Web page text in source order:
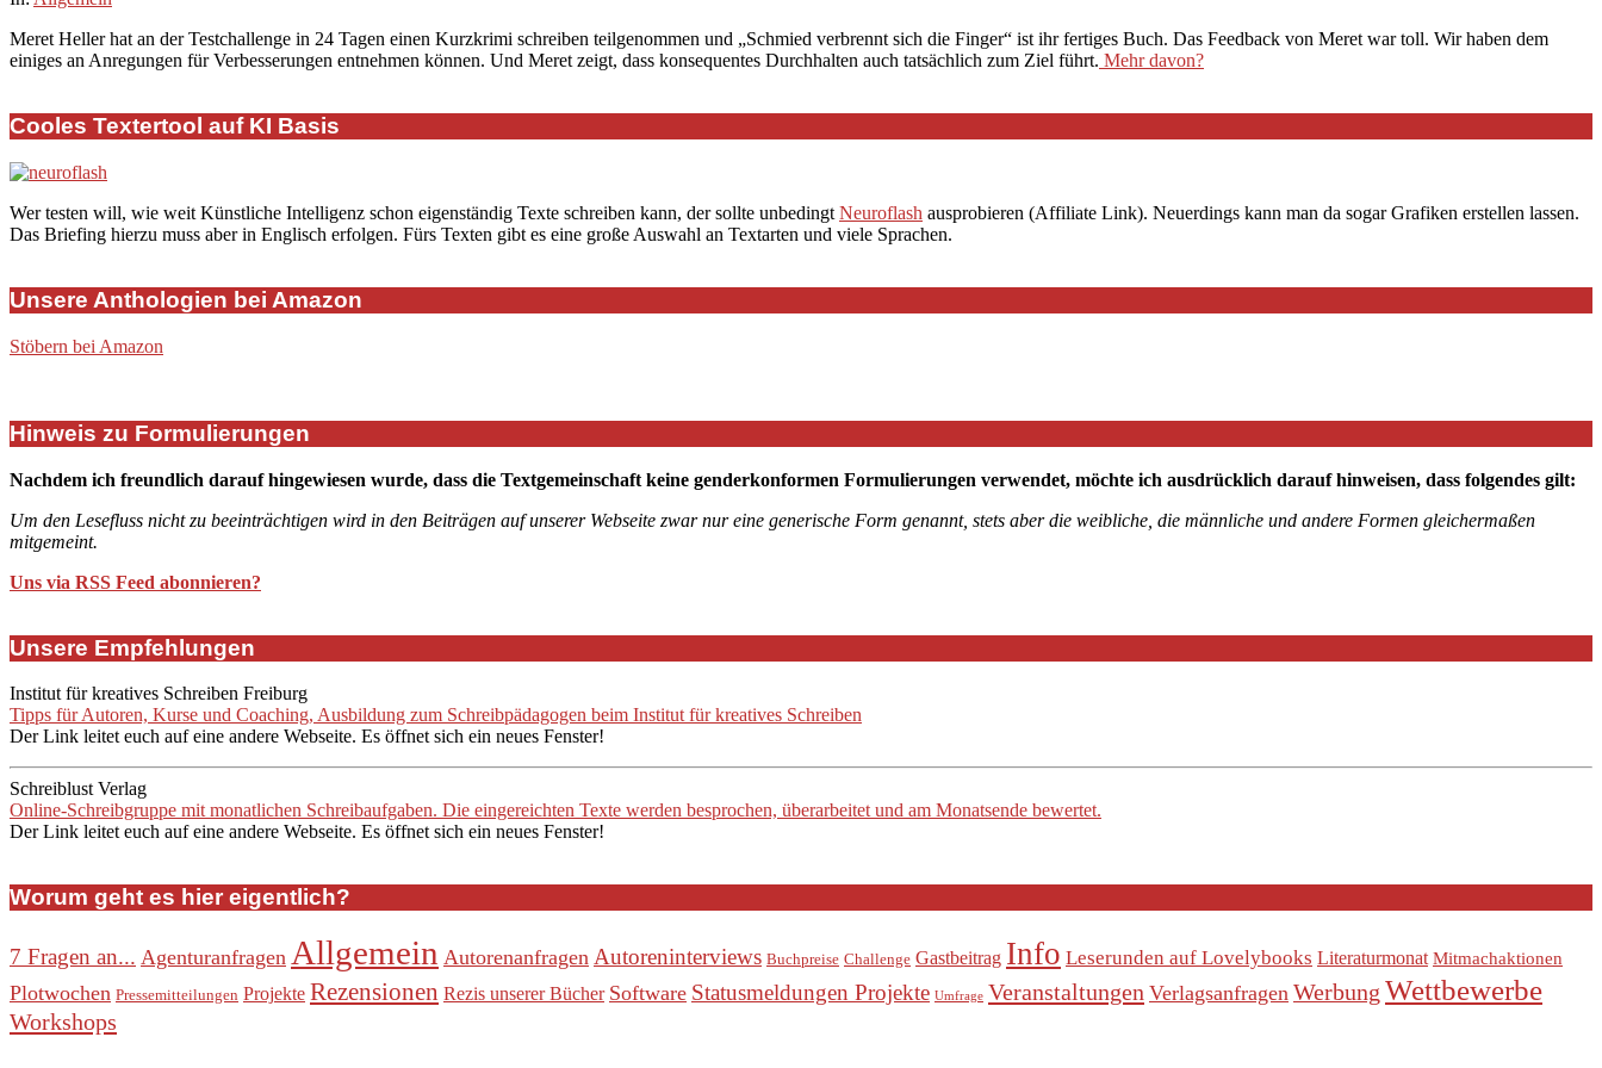
10
Meret Heller hat an der Testchallenge in 24 Tagen einen Kurzkrimi schreiben teilgenommen und „Schmied verbrennt sich die Finger“ ist ihr fertiges Buch. Das Feedback von Meret war toll. Wir haben dem
einiges an Anregungen für Verbesserungen entnehmen können. Und Meret zeigt, dass konsequentes Durchhalten auch tatsächlich zum Ziel führt. Mehr davon?
Cooles Textertool auf KI Basis
Wer testen will, wie weit Künstliche Intelligenz schon eigenständig Texte schreiben kann, der sollte unbedingt Neuroflash ausprobieren (Affiliate Link). Neuerdings kann man da sogar Grafiken erstellen lassen.
Das Briefing hierzu muss aber in Englisch erfolgen. Fürs Texten gibt es eine große Auswahl an Textarten und viele Sprachen.
Unsere Anthologien bei Amazon
Stöbern bei Amazon
Hinweis zu Formulierungen
Nachdem ich freundlich darauf hingewiesen wurde, dass die Textgemeinschaft keine genderkonformen Formulierungen verwendet, möchte ich ausdrücklich darauf hinweisen, dass folgendes gilt:
Um den Lesefluss nicht zu beeinträchtigen wird in den Beiträgen auf unserer Webseite zwar nur eine generische Form genannt, stets aber die weibliche, die männliche und andere Formen gleichermaßen
mitgemeint.
Uns via RSS Feed abonnieren?
Unsere Empfehlungen
Institut für kreatives Schreiben Freiburg
Tipps für Autoren, Kurse und Coaching, Ausbildung zum Schreibpädagogen beim Institut für kreatives Schreiben
Der Link leitet euch auf eine andere Webseite. Es öffnet sich ein neues Fenster!
Schreiblust Verlag
Online-Schreibgruppe mit monatlichen Schreibaufgaben. Die eingereichten Texte werden besprochen, überarbeitet und am Monatsende bewertet.
Der Link leitet euch auf eine andere Webseite. Es öffnet sich ein neues Fenster!
Worum geht es hier eigentlich?
7 Fragen an... Agenturanfragen Allgemein Autorenanfragen Autoreninterviews Buchpreise Challenge Gastbeitrag Info Leserunden auf Lovelybooks Literaturmonat Mitmachaktionen
Plotwochen Pressemitteilungen Projekte Rezensionen Rezis unserer Bücher Software Statusmeldungen Projekte Umfrage Veranstaltungen Verlagsanfragen Werbung Wettbewerbe
Workshops